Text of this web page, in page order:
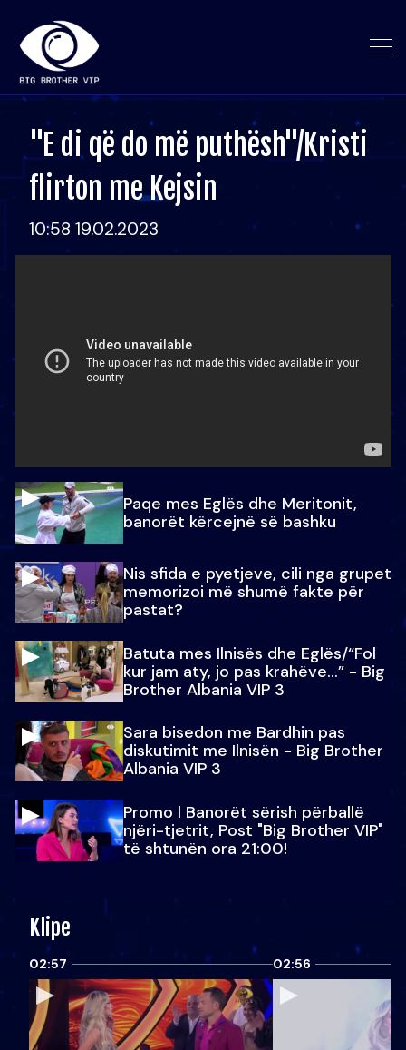
"E di që do më puthësh"/Kristi
flirton me Kejsin
10:58 19.02.2023
Paqe mes Eglës dhe Meritonit,
banorët kërcejnë së bashku
Nis sfida e pyetjeve, cili nga grupet
memorizoi më shumë fakte për
pastat?
Batuta mes Ilnisës dhe Eglës/“Fol
kur jam aty, jo pas krahëve…” - Big
Brother Albania VIP 3
Sara bisedon me Bardhin pas
diskutimit me Ilnisën - Big Brother
Albania VIP 3
Promo l Banorët sërish përballë
njëri-tjetrit, Post "Big Brother VIP"
të shtunën ora 21:00!
Klipe
02:57 02:56